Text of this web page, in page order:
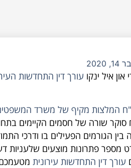
איל ינקו עורך דין התחדשות
המלצות מקיף של משרד
סוקר שורה של חסמים הקיימים
בין הגורמים הפעילים בו ודרכי
מספר פתרונות מוצעים שלעניות
עורך דין התחדשות עירונית